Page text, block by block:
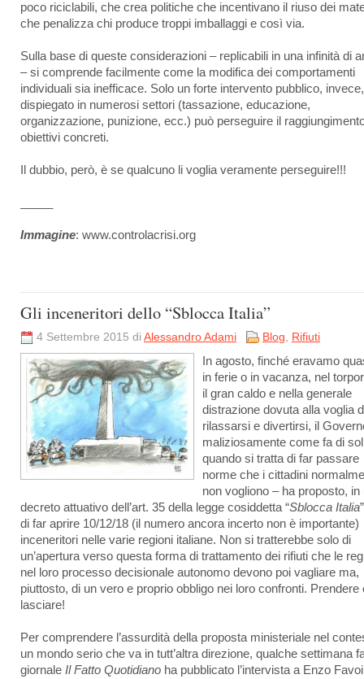
poco riciclabili, che crea politiche che incentivano il riuso dei
che penalizza chi produce troppi imballaggi e così via.
Sulla base di queste considerazioni – replicabili in una infinità di
– si comprende facilmente come la modifica dei comportamenti
individuali sia inefficace. Solo un forte intervento pubblico, invece,
dispiegato in numerosi settori (tassazione, educazione,
organizzazione, punizione, ecc.) può perseguire il
obiettivi concreti.
Il dubbio, però, è se qualcuno li voglia veramente perseguire!!!
Immagine: www.controlacrisi.org
Gli inceneritori dello “Sblocca Italia”
4 Settembre 2015 di Alessandro Adami Blog, Rifiuti
In agosto, finché eravamo
in ferie o in vacanza, nel
il gran caldo e nella generale
distrazione dovuta alla voglia
rilassarsi e divertirsi, il
maliziosamente come fa di
quando si tratta di far passare
norme che i cittadini
non vogliono – ha proposto, in
decreto attuativo dell’art. 35 della legge cosiddetta “Sblocca Italia
di far aprire 10/12/18 (il numero ancora incerto non è importante)
inceneritori nelle varie regioni italiane. Non si tratterebbe solo di
un’apertura verso questa forma di trattamento dei rifiuti che le
nel loro processo decisionale autonomo devono poi vagliare ma,
piuttosto, di un vero e proprio obbligo nei loro confronti. Prendere
lasciare!
Per comprendere l’assurdità della proposta ministeriale nel
un mondo serio che va in tutt’altra direzione, qualche settimana
giornale Il Fatto Quotidiano ha pubblicato l’intervista a Enzo